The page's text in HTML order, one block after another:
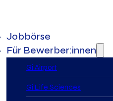
Jobbörse
Für Bewerber:innen
Gi Airport
Gi Life Sciences